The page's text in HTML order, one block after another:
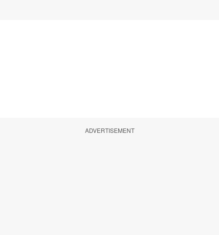
ADVERTISEMENT